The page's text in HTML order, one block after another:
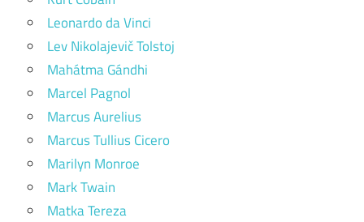
Leonardo da Vinci
Lev Nikolajevič Tolstoj
Mahátma Gándhi
Marcel Pagnol
Marcus Aurelius
Marcus Tullius Cicero
Marilyn Monroe
Mark Twain
Matka Tereza